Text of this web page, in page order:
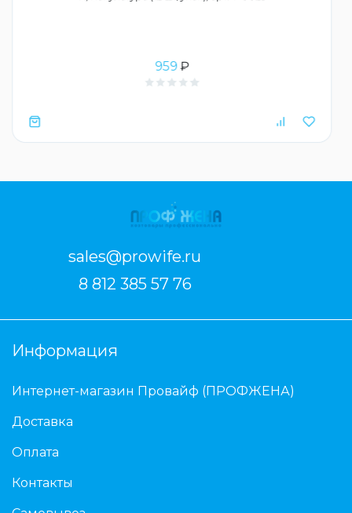
959₽
sales@prowife.ru
8 812 385 57 76
Информация
Интернет-магазин Провайф (ПРОФЖЕНА)
Доставка
Оплата
Контакты